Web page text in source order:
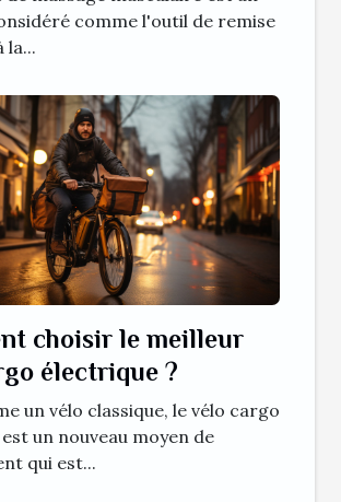
comme l'outil de remise
la...
choisir le meilleur
électrique ?
un vélo classique, le vélo cargo
un nouveau moyen de
qui est...